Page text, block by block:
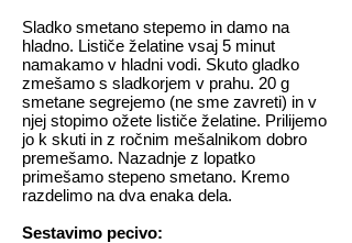
Sladko smetano stepemo in damo na
hladno. Lističe želatine vsaj 5 minut
namakamo v hladni vodi. Skuto gladko
zmešamo s sladkorjem v prahu. 20 g
smetane segrejemo (ne sme zavreti) in v
njej stopimo ožete lističe želatine. Prilijemo
jo k skuti in z ročnim mešalnikom dobro
premešamo. Nazadnje z lopatko
primešamo stepeno smetano. Kremo
razdelimo na dva enaka dela.
Sestavimo pecivo: